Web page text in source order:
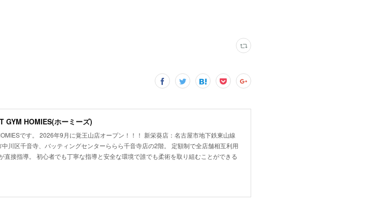
HOMIES(ホーミーズ)
です。 2026年9月に覚王山店オープン！！！ 新栄葵店：名古屋市地下鉄東山線
川区千音寺、バッティングセンターららら千音寺店の2階。 定額制で全店舗相互利用
直接指導。 初心者でも丁寧な指導と安全な環境で誰でも柔術を取り組むことができる